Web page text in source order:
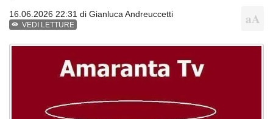
16.06.2026 22:31 di Gianluca Andreuccetti
VEDI LETTURE